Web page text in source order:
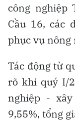
công nghiệp
Cầu 16, các
phục vụ
Tác động từ
rõ khi quý I/
nghiệp -
9,55%, tổng